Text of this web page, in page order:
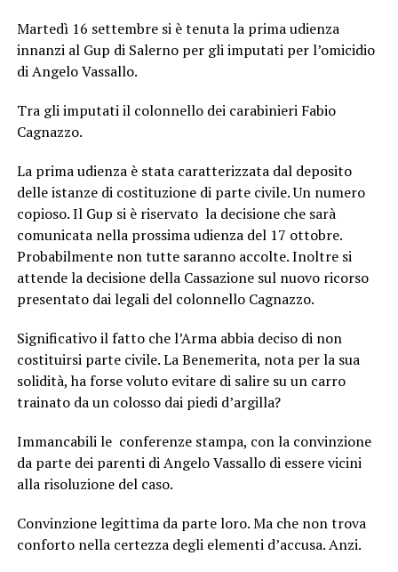
Martedì 16 settembre si è tenuta la prima udienza
innanzi al Gup di Salerno per gli imputati per l’omicidio
di Angelo Vassallo.
Tra gli imputati il colonnello dei carabinieri Fabio
Cagnazzo.
La prima udienza è stata caratterizzata dal deposito
delle istanze di costituzione di parte civile. Un numero
copioso. Il Gup si è riservato la decisione che sarà
comunicata nella prossima udienza del 17 ottobre.
Probabilmente non tutte saranno accolte. Inoltre si
attende la decisione della Cassazione sul nuovo ricorso
presentato dai legali del colonnello Cagnazzo.
Significativo il fatto che l’Arma abbia deciso di non
costituirsi parte civile. La Benemerita, nota per la sua
solidità, ha forse voluto evitare di salire su un carro
trainato da un colosso dai piedi d’argilla?
Immancabili le conferenze stampa, con la convinzione
da parte dei parenti di Angelo Vassallo di essere vicini
alla risoluzione del caso.
Convinzione legittima da parte loro. Ma che non trova
conforto nella certezza degli elementi d’accusa. Anzi.